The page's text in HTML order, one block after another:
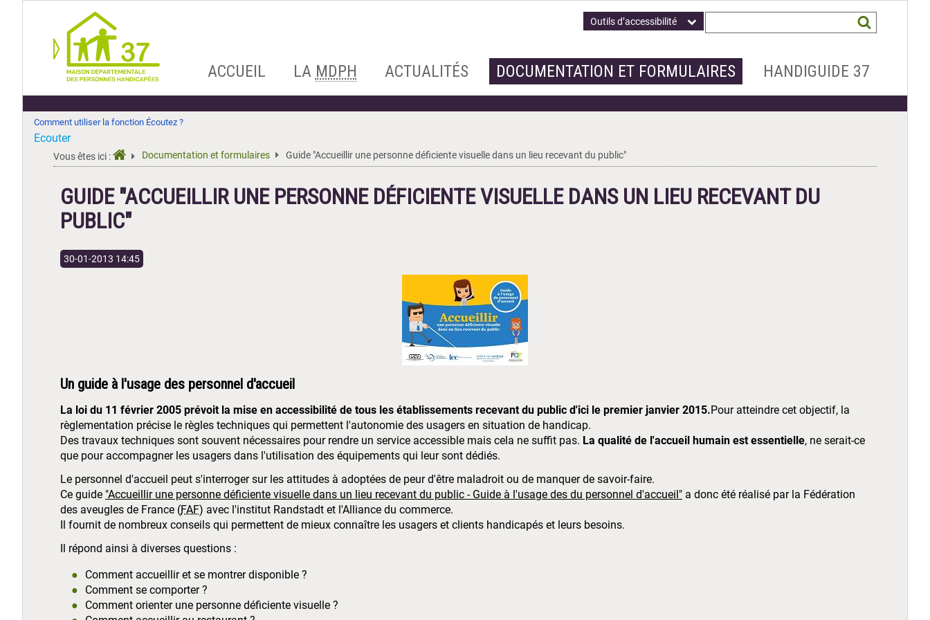
Outils d’accessibilité
AllerACCUEIL LA MDPH ACTUALITÉS DOCUMENTATION ET FORMULAIRES HANDIGUIDE 37
Comment utiliser la fonction Écoutez ?
Ecouter
Vous êtes ici : Documentation et formulaires Guide "Accueillir une personne déficiente visuelle dans un lieu recevant du public"
GUIDE "ACCUEILLIR UNE PERSONNE DÉFICIENTE VISUELLE DANS UN LIEU RECEVANT DU
PUBLIC"
30-01-2013 14:45
Un guide à l'usage des personnel d'accueil
La loi du 11 février 2005 prévoit la mise en accessibilité de tous les établissements recevant du public d'ici le premier janvier 2015.Pour atteindre cet objectif, la
règlementation précise le règles techniques qui permettent l'autonomie des usagers en situation de handicap.
Des travaux techniques sont souvent nécessaires pour rendre un service accessible mais cela ne suffit pas. La qualité de l'accueil humain est essentielle, ne serait-ce
que pour accompagner les usagers dans l'utilisation des équipements qui leur sont dédiés.
Le personnel d'accueil peut s'interroger sur les attitudes à adoptées de peur d'être maladroit ou de manquer de savoir-faire.
Ce guide "Accueillir une personne déficiente visuelle dans un lieu recevant du public - Guide à l'usage des du personnel d'accueil" a donc été réalisé par la Fédération
des aveugles de France (FAF) avec l'institut Randstadt et l'Alliance du commerce.
Il fournit de nombreux conseils qui permettent de mieux connaître les usagers et clients handicapés et leurs besoins.
Il répond ainsi à diverses questions :
Comment accueillir et se montrer disponible ?
Comment se comporter ?
Comment orienter une personne déficiente visuelle ?